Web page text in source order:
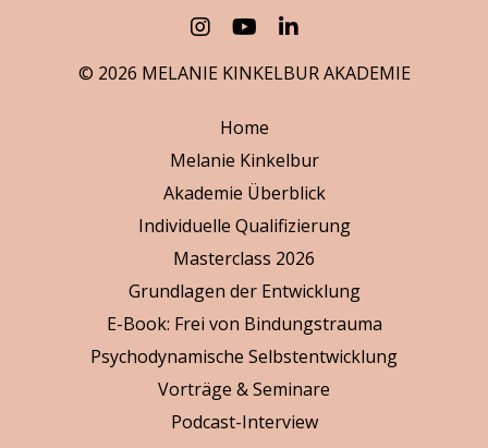
© 2026 MELANIE KINKELBUR AKADEMIE
Home
Melanie Kinkelbur
Akademie Überblick
Individuelle Qualifizierung
Masterclass 2026
Grundlagen der Entwicklung
E-Book: Frei von Bindungstrauma
Psychodynamische Selbstentwicklung
Vorträge & Seminare
Podcast-Interview